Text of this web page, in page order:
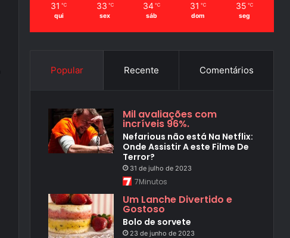
31 ℃
qui
33 ℃
sex
34 ℃
sáb
31 ℃
dom
35 ℃
seg
Popular Recente Comentários
Mil avaliações com
incríveis 96%.
Nefarious não está Na Netflix:
Onde Assistir A este Filme De
Terror?
31 de julho de 2023
7Minutos
Um Lanche Divertido e
Gostoso
Bolo de sorvete
23 de junho de 2023